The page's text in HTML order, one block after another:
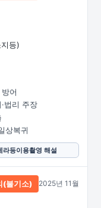
등)
어
법리 주장
상복귀
라등이용촬영 해설
(불기소) 2025년 11월